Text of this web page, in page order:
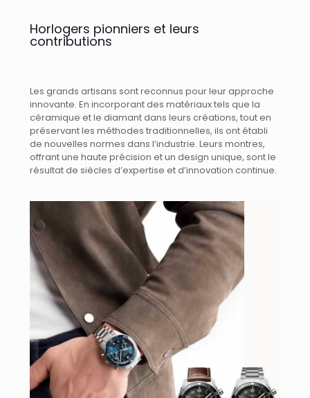
Horlogers pionniers et leurs
contributions
Les grands artisans sont reconnus pour leur approche
innovante. En incorporant des matériaux tels que la
céramique et le diamant dans leurs créations, tout en
préservant les méthodes traditionnelles, ils ont établi
de nouvelles normes dans l’industrie. Leurs montres,
offrant une haute précision et un design unique, sont le
résultat de siècles d’expertise et d’innovation continue.